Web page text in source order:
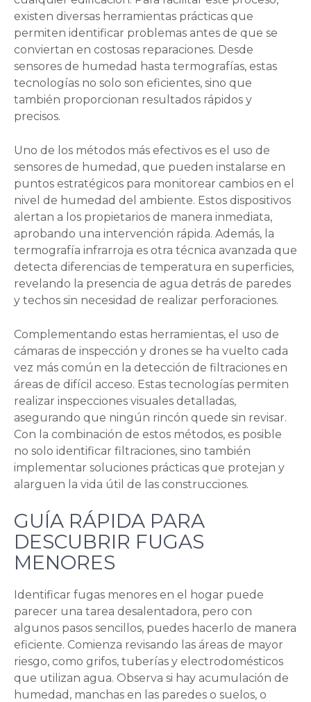
existen diversas herramientas prácticas que
permiten identificar problemas antes de que se
conviertan en costosas reparaciones. Desde
sensores de humedad hasta termografías, estas
tecnologías no solo son eficientes, sino que
también proporcionan resultados rápidos y
precisos.
Uno de los métodos más efectivos es el uso de
sensores de humedad, que pueden instalarse en
puntos estratégicos para monitorear cambios en el
nivel de humedad del ambiente. Estos dispositivos
alertan a los propietarios de manera inmediata,
aprobando una intervención rápida. Además, la
termografía infrarroja es otra técnica avanzada que
detecta diferencias de temperatura en superficies,
revelando la presencia de agua detrás de paredes
y techos sin necesidad de realizar perforaciones.
Complementando estas herramientas, el uso de
cámaras de inspección y drones se ha vuelto cada
vez más común en la detección de filtraciones en
áreas de difícil acceso. Estas tecnologías permiten
realizar inspecciones visuales detalladas,
asegurando que ningún rincón quede sin revisar.
Con la combinación de estos métodos, es posible
no solo identificar filtraciones, sino también
implementar soluciones prácticas que protejan y
alarguen la vida útil de las construcciones.
GUÍA RÁPIDA PARA
DESCUBRIR FUGAS
MENORES
Identificar fugas menores en el hogar puede
parecer una tarea desalentadora, pero con
algunos pasos sencillos, puedes hacerlo de manera
eficiente. Comienza revisando las áreas de mayor
riesgo, como grifos, tuberías y electrodomésticos
que utilizan agua. Observa si hay acumulación de
humedad, manchas en las paredes o suelos, o